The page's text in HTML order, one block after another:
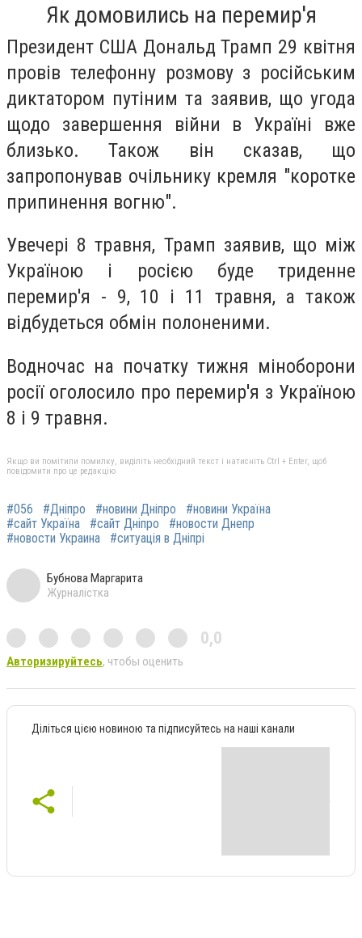
Як домовились на перемир'я
Президент США Дональд Трамп 29 квітня
провів телефонну розмову з російським
диктатором путіним та заявив, що угода
щодо завершення війни в Україні вже
близько. Також він сказав, що
запропонував очільнику кремля "коротке
припинення вогню".
Увечері 8 травня, Трамп заявив, що між
Україною і росією буде триденне
перемир'я - 9, 10 і 11 травня, а також
відбудеться обмін полоненими.
Водночас на початку тижня міноборони
росії оголосило про перемир'я з Україною
8 і 9 травня.
Якщо ви помітили помилку, виділіть необхідний текст і натисніть Ctrl + Enter, щоб
повідомити про це редакцію
#056 #Дніпро #новини Дніпро
#новини Україна
#сайт Україна
#сайт Дніпро
#новости Днепр
#новости Украина
#ситуація в Дніпрі
Бубнова Маргарита
Журналістка
0,0
Авторизируйтесь, чтобы оценить
Діліться цією новиною та підписуйтесь на наші канали